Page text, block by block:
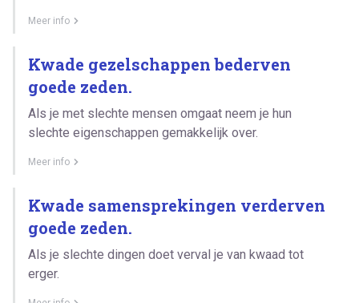
Meer info
Kwade gezelschappen bederven
goede zeden.
Als je met slechte mensen omgaat neem je hun
slechte eigenschappen gemakkelijk over.
Meer info
Kwade samensprekingen verderven
goede zeden.
Als je slechte dingen doet verval je van kwaad tot
erger.